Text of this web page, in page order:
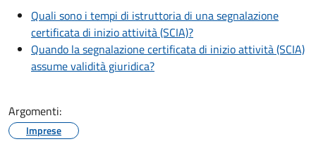
Quali sono i tempi di istruttoria di una segnalazione
certificata di inizio attività (SCIA)?
Quando la segnalazione certificata di inizio attività (SCIA)
assume validità giuridica?
Argomenti:
Imprese